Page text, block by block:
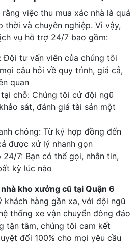
việc thu mua xác nhà là quá
thời và chuyên nghiệp. Vì vậy,
vụ hỗ trợ 24/7 bao gồm:
Đội tư vấn viên của chúng tôi
câu hỏi về quy trình, giá cả,
quan
chỗ: Chúng tôi cử đội ngũ
sát, đánh giá tài sản một
chóng: Từ ký hợp đồng đến
được xử lý nhanh gọn
7: Bạn có thể gọi, nhắn tin,
kỳ lúc nào
kho xưởng cũ tại Quận 6
khách hàng gần xa, với đội ngũ
thống xe vận chuyển đông đảo
tận tâm, chúng tôi cam kết
đối 100% cho mọi yêu cầu